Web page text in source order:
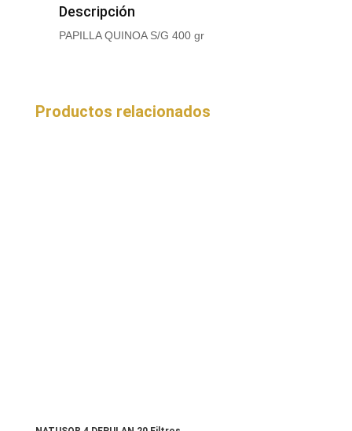
Descripción
PAPILLA QUINOA S/G 400 gr
Productos relacionados